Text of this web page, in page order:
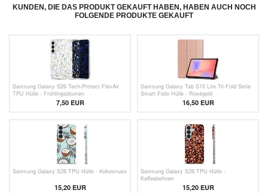
KUNDEN, DIE DAS PRODUKT GEKAUFT HABEN, HABEN AUCH NOCH
FOLGENDE PRODUKTE GEKAUFT
Samsung Galaxy S26 Tech-Protect FlexAir
TPU Hülle - Frühlingsblumen
7,50 EUR
Samsung Galaxy Tab S10 Lite Tri-Fold Serie
Smart Folio Hülle - Roségold
16,50 EUR
Samsung Galaxy S26 TPU Hülle - Kokosnuss
15,20 EUR
Samsung Galaxy S26 TPU Hülle -
Kaffeebohnen
15,20 EUR